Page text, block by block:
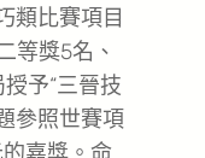
類比賽項目
等獎5名、
予“三晉技
參照世賽項